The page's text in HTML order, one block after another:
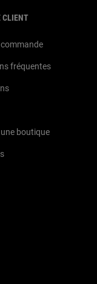
CLIENT
fréquentes
boutique